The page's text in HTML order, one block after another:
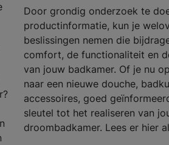
Door grondig onderzoek te
productinformatie, kun je
beslissingen nemen die
comfort, de functionaliteit en
van jouw badkamer. Of je nu
naar een nieuwe douche,
accessoires, goed
sleutel tot het realiseren van
droombadkamer. Lees er hier